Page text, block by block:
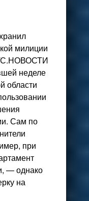
милиции
неделе
области
Сам по
при
— однако
на